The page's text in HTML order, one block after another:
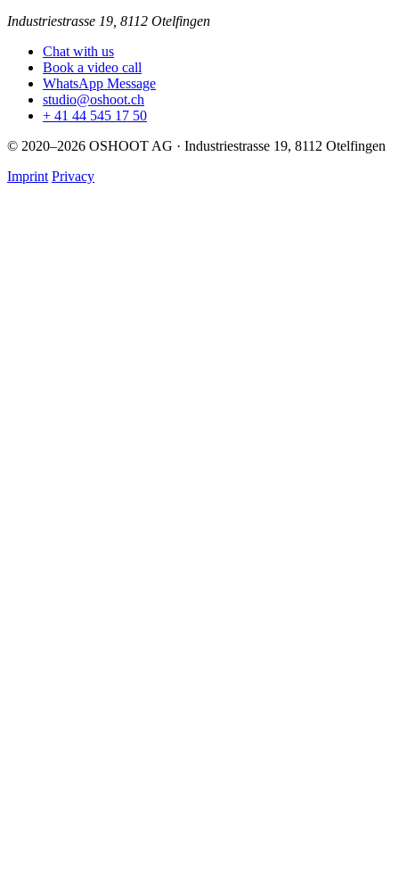
Industriestrasse 19, 8112 Otelfingen
Chat with us
Book a video call
WhatsApp Message
studio@oshoot.ch
+ 41 44 545 17 50
© 2020–2026 OSHOOT AG · Industriestrasse 19, 8112 Otelfingen
Imprint Privacy